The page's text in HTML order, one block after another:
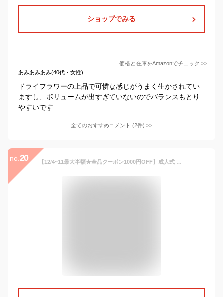
ショップでみる
価格と在庫をAmazonでチェック >>
あみあみあみ(40代・女性)
ドライフラワーの上品で可憐な感じがうまく生かされてい
ますし、ボリュームが出すぎていないのでバランスもとり
やすいです
全てのおすすめコメント (2件) >
no. 20 【12/4~11最大半額★全品クーポン1000円OFF】成人式 髪飾り ドライフラワー テイスト かすみ草 造花 8点 セット ピンク ベージュ 花 フラワー 卒業式 袴 振袖 コサージュ Uピン メール便 送料無料